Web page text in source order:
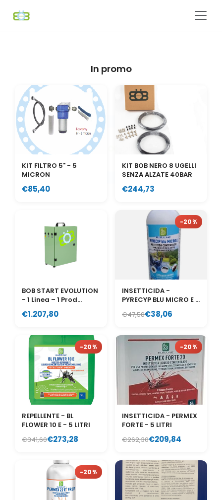
In promo
KIT FILTRO 5" - 5
MICRON
€85,40
KIT BOB NERO 8 UGELLI
SENZA ALZATE 40BAR
€244,73
BOB START EVOLUTION
- 1 Linea – 1 Prod...
€1.207,80
-20%
INSETTICIDA -
PYRECYP BLU MICRO E -
€47,58€38,06
-20%
REPELLENTE - BL
FLOWER 10 E - 5 LITRI
€341,60€273,28
-20%
INSETTICIDA - PERMEX
FORTE - 5 LITRI
€262,30€209,84
-20%